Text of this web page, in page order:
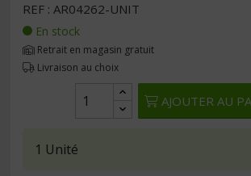
REF : AR04262-UNIT
En stock
Retrait en magasin gratuit
Livraison au choix
AJOUTER AU
1 Unité